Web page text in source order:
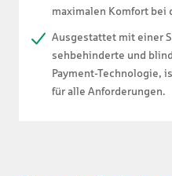
maximalen Komfort bei
Ausgestattet mit einer
sehbehinderte und
Payment-Technologie,
für alle Anforderungen.